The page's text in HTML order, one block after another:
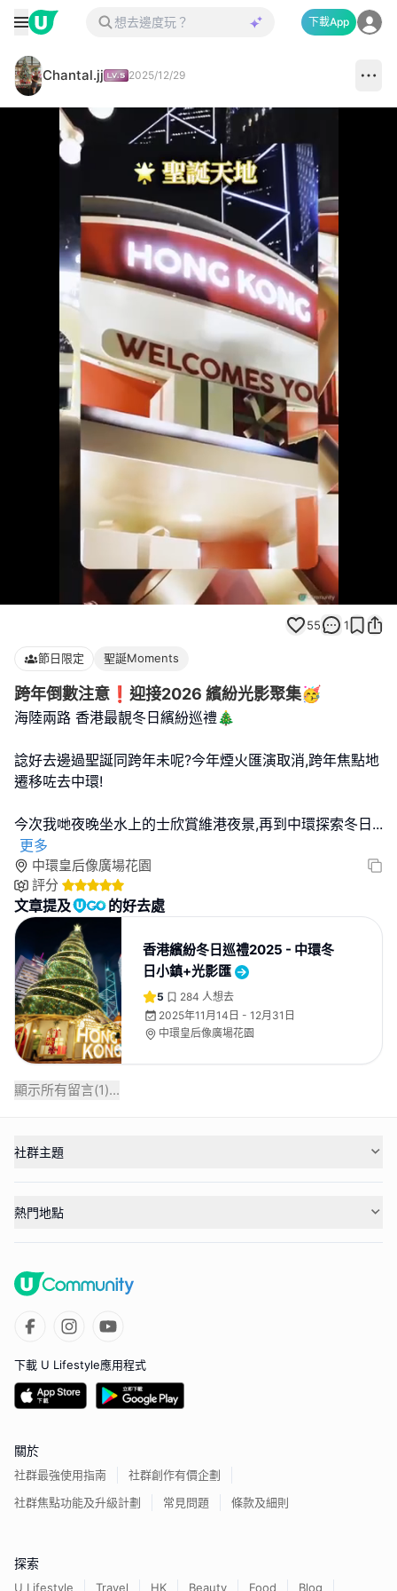
下載App
Chantal.jj 2025/12/29
Loaded
:
100.00%
55 1
節日限定 聖誕Moments
跨年倒數注意❗️迎接2026 繽紛光影聚集🥳
海陸兩路 香港最靚冬日繽紛巡禮🎄
諗好去邊過聖誕同跨年未呢?今年煙火匯演取消,跨年焦點地
遷移咗去中環!
今次我哋夜晚坐水上的士欣賞維港夜景,再到中環探索冬日...
更多
中環皇后像廣場花園
評分
文章提及 的好去處
香港繽紛冬日巡禮2025 - 中環冬
日小鎮+光影匯
5 284 人想去
2025年11月14日 - 12月31日
中環皇后像廣場花園
顯示所有留言(1)...
社群主題
熱門地點
下載 U Lifestyle應用程式
關於
社群最強使用指南
社群創作有價企劃
社群焦點功能及升級計劃
常見問題 條款及細則
探索
U Lifestyle Travel HK Beauty Food Blog